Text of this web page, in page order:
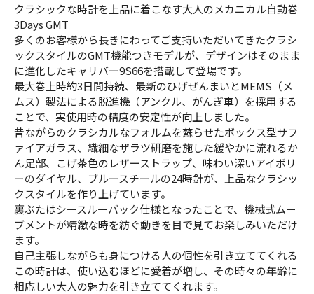
クラシックな時計を上品に着こなす大人のメカニカル自動巻
3Days GMT
多くのお客様から長きにわってご支持いただいてきたクラシ
ックスタイルのGMT機能つきモデルが、デザインはそのまま
に進化したキャリバー9S66を搭載して登場です。
最大巻上時約3日間持続、最新のひげぜんまいとMEMS（メ
ムス）製法による脱進機（アンクル、がんぎ車）を採用する
ことで、実使用時の精度の安定性が向上しました。
昔ながらのクラシカルなフォルムを蘇らせたボックス型サフ
ァイアガラス、繊細なザラツ研磨を施した緩やかに流れるか
ん足部、こげ茶色のレザーストラップ、味わい深いアイボリ
ーのダイヤル、ブルースチールの24時針が、上品なクラシッ
クスタイルを作り上げています。
裏ぶたはシースルーバック仕様となったことで、機械式ムー
ブメントが精緻な時を紡ぐ動きを目で見てお楽しみいただけ
ます。
自己主張しながらも身につける人の個性を引き立ててくれる
この時計は、使い込むほどに愛着が増し、その時々の年齢に
相応しい大人の魅力を引き立ててくれます。